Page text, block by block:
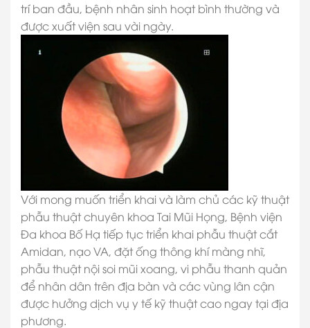
trí ban đầu, bệnh nhân sinh hoạt bình thường và
được xuất viện sau vài ngày.
Với mong muốn triển khai và làm chủ các kỹ thuật
phẫu thuật chuyên khoa Tai Mũi Họng, Bệnh viện
Đa khoa Bố Hạ tiếp tục triển khai phẫu thuật cắt
Amidan, nạo VA, đặt ống thông khí màng nhĩ,
phẫu thuật nội soi mũi xoang, vi phẫu thanh quản
để nhân dân trên địa bàn và các vùng lân cận
được hưởng dịch vụ y tế kỹ thuật cao ngay tại địa
phương.